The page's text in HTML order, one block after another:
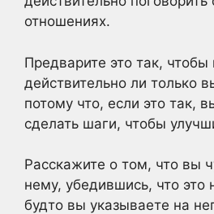
отношениях.
Предварите это так, чтобы
действительно ли только
потому что, если это так,
сделать шаги, чтобы
Расскажите о том, что вы
нему, убедившись, что это
будто вы указываете на